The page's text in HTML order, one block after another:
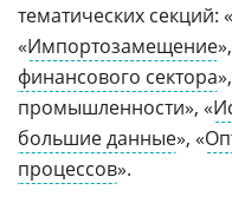
тематических секций: «
«Импортозамещение
финансового сектора
промышленности», «
большие данные», «
процессов».